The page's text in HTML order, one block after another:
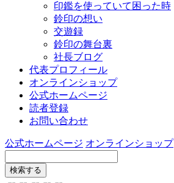
印鑑を使っていて困った時
鈴印の想い
交遊録
鈴印の舞台裏
社長ブログ
代表プロフィール
オンラインショップ
公式ホームページ
読者登録
お問い合わせ
公式ホームページ オンラインショップ